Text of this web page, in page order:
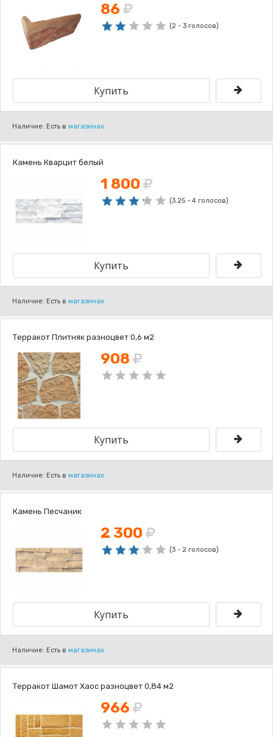
86
(2 - 3 голосов)
Наличие: Есть в магазинах
Камень Кварцит белый
1 800
(3.25 - 4 голосов)
Наличие: Есть в магазинах
Терракот Плитняк разноцвет 0,6 м2
908
Наличие: Есть в магазинах
Камень Песчаник
2 300
(3 - 2 голосов)
Наличие: Есть в магазинах
Терракот Шамот Хаос разноцвет 0,84 м2
966